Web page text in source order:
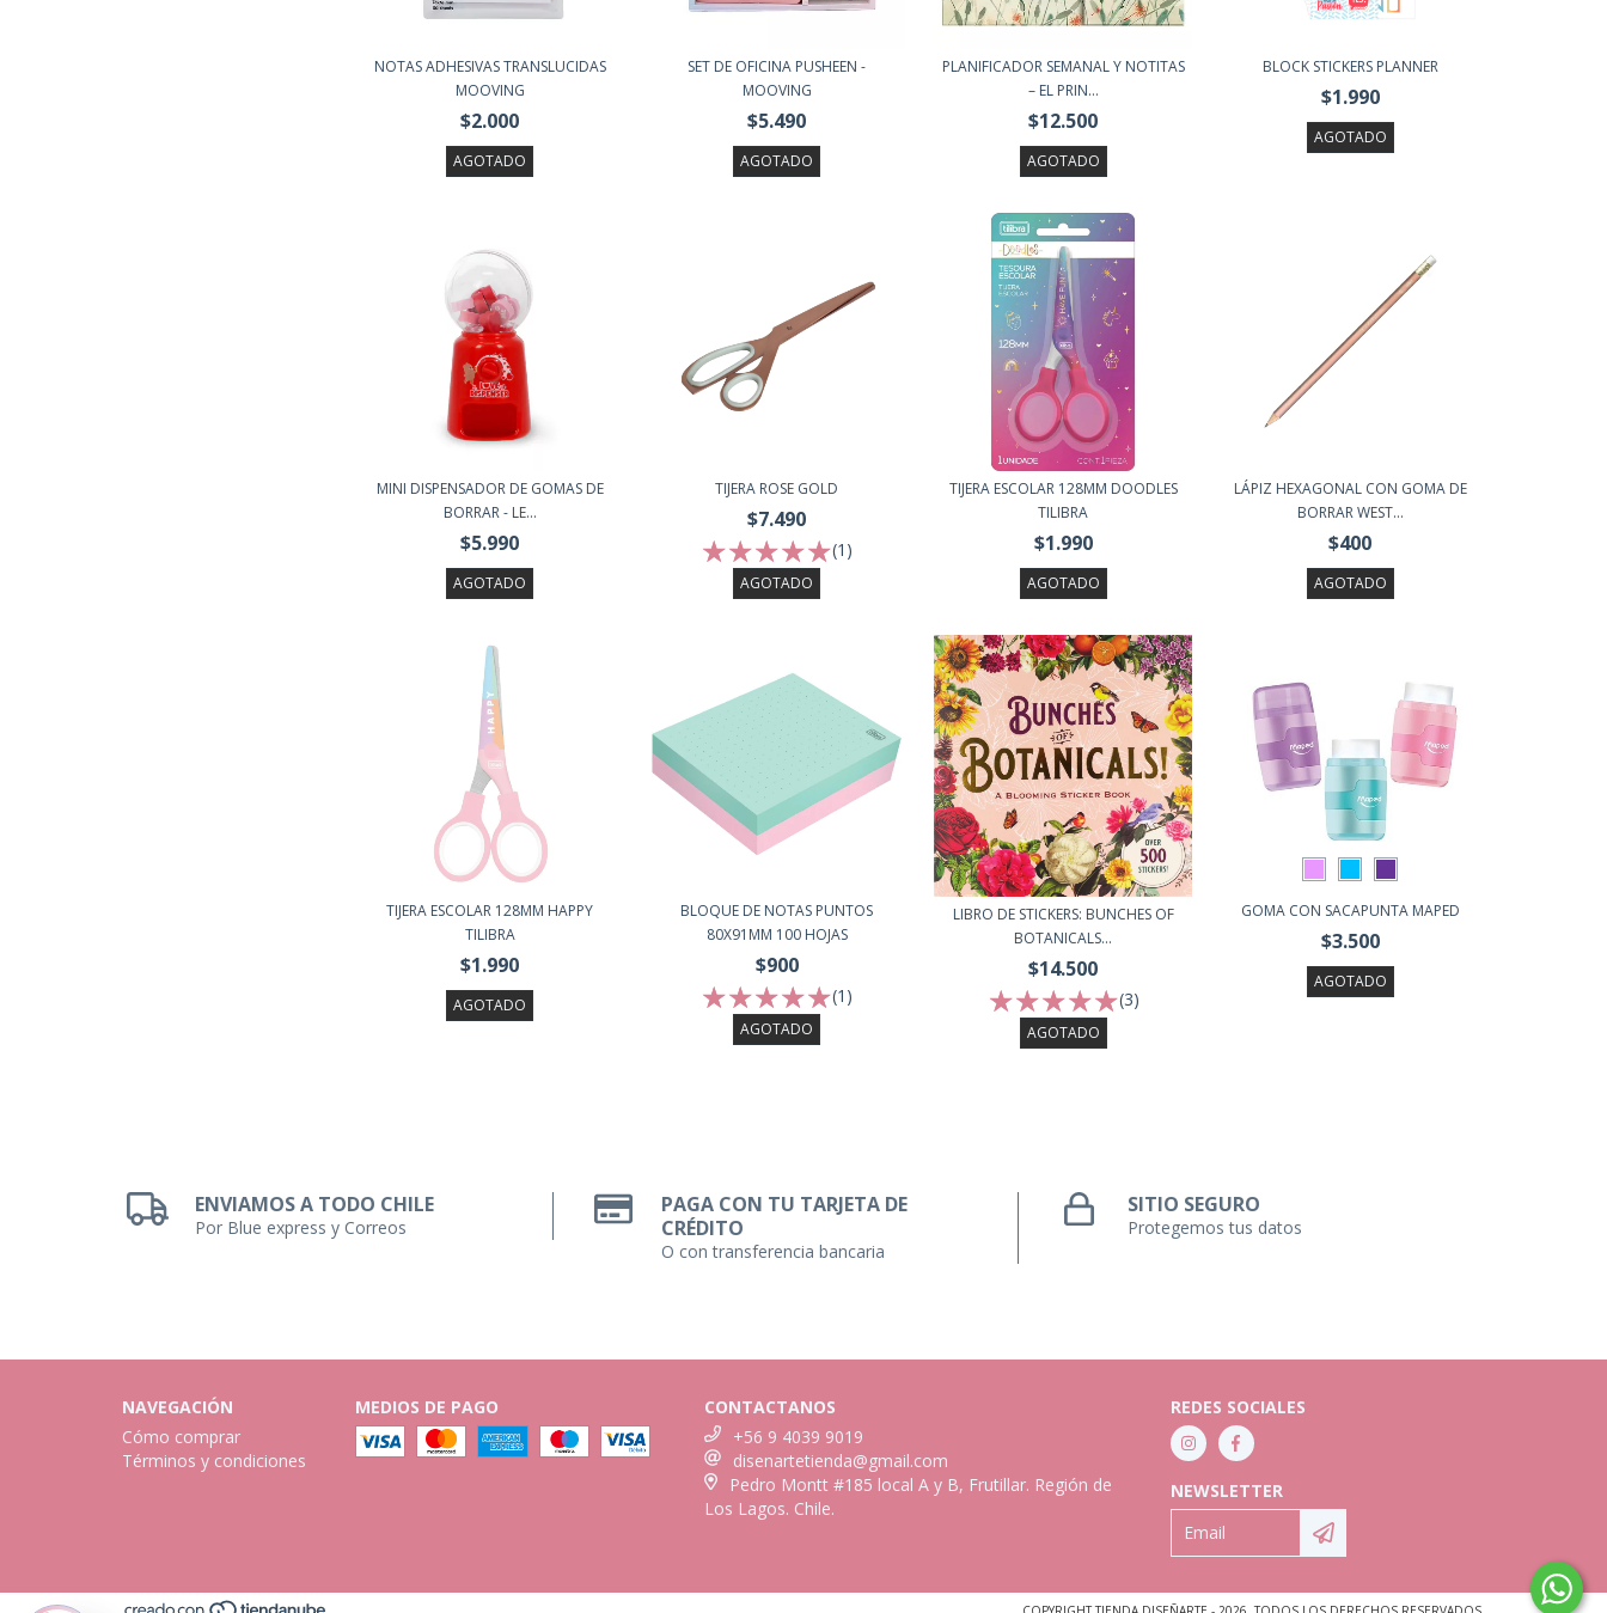
NOTAS ADHESIVAS TRANSLUCIDAS
MOOVING
$2.000
AGOTADO
SET DE OFICINA PUSHEEN -
MOOVING
$5.490
AGOTADO
PLANIFICADOR SEMANAL Y NOTITAS
– EL PRIN...
$12.500
AGOTADO
BLOCK STICKERS PLANNER
$1.990
AGOTADO
MINI DISPENSADOR DE GOMAS DE
BORRAR - LE...
$5.990
AGOTADO
TIJERA ROSE GOLD
$7.490
(1)
AGOTADO
TIJERA ESCOLAR 128MM DOODLES
TILIBRA
$1.990
AGOTADO
LÁPIZ HEXAGONAL CON GOMA DE
BORRAR WEST...
$400
AGOTADO
TIJERA ESCOLAR 128MM HAPPY
TILIBRA
$1.990
AGOTADO
BLOQUE DE NOTAS PUNTOS
80X91MM 100 HOJAS
$900
(1)
AGOTADO
LIBRO DE STICKERS: BUNCHES OF
BOTANICALS...
$14.500
(3)
AGOTADO
GOMA CON SACAPUNTA MAPED
$3.500
AGOTADO
ENVIAMOS A TODO CHILE
Por Blue express y Correos
PAGA CON TU TARJETA DE
CRÉDITO
O con transferencia bancaria
SITIO SEGURO
Protegemos tus datos
NAVEGACIÓN
Cómo comprar
Términos y condiciones
MEDIOS DE PAGO
CONTACTANOS
+56 9 4039 9019
disenartetienda@gmail.com
Pedro Montt #185 local A y B, Frutillar. Región de
Los Lagos. Chile.
REDES SOCIALES
NEWSLETTER